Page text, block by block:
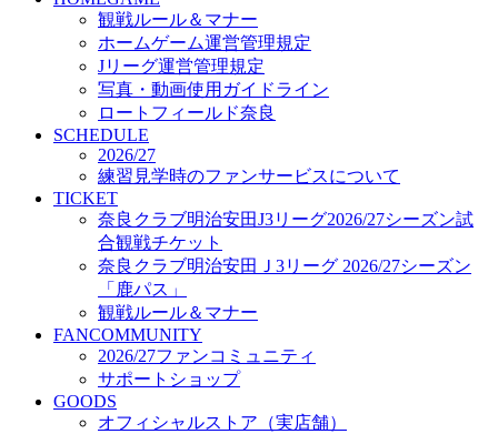
GOODS
オフィシャルストア（実店舗）
オンラインストア
ACADEMY
アカデミーについて
プロジェクト
コーチ&スタッフ
ジュニア
ジュニアユース
ユース
練習拠点（ナラディーア）
SCHOOL
2026/27 パートナー企業
パートナー募集
クラブ理念
クラブ情報
サステナビリティ
Web制作支援
観戦ルール＆マナー
ホームゲーム運営管理規定
Jリーグ運営管理規定
写真・動画使用ガイドライン
ロートフィールド奈良
SCHEDULE
2026/27
練習見学時のファンサービスについて
TICKET
奈良クラブ明治安田J3リーグ2026/27シーズン試
合観戦チケット
奈良クラブ明治安田Ｊ3リーグ 2026/27シーズン
「鹿パス」
観戦ルール＆マナー
FANCOMMUNITY
2026/27ファンコミュニティ
サポートショップ
GOODS
オフィシャルストア（実店舗）